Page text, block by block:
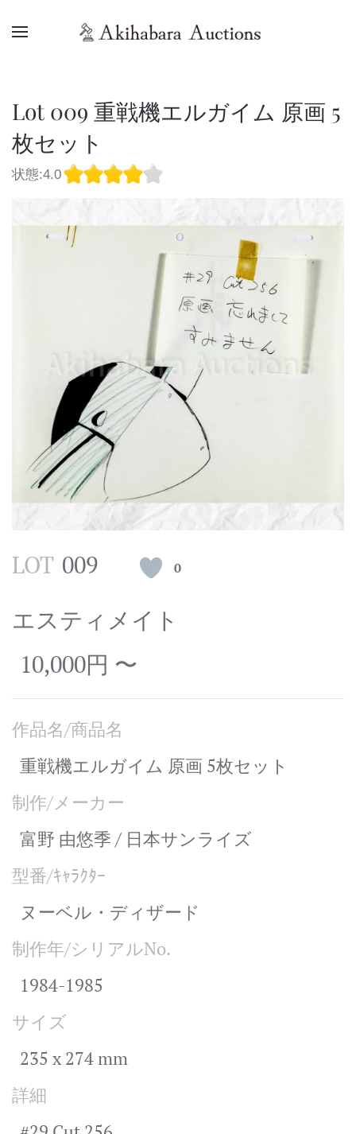
Lot 009 重戦機エルガイム 原画 5
枚セット
状態:4.0
LOT 009 0
エスティメイト
10,000円 〜
作品名/商品名
重戦機エルガイム 原画 5枚セット
制作/メーカー
富野 由悠季 / 日本サンライズ
型番/ｷｬﾗｸﾀｰ
ヌーベル・ディザード
制作年/シリアルNo.
1984-1985
サイズ
235 x 274 mm
詳細